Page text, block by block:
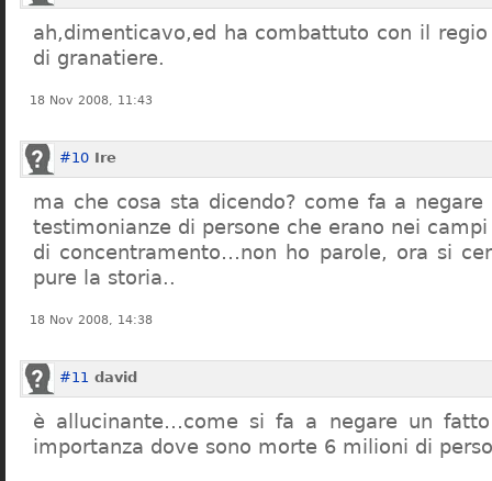
ah,dimenticavo,ed ha combattuto con il
di granatiere.
18 Nov 2008, 11:43
#10 Ire
ma che cosa sta dicendo? come fa a
testimonianze di persone che erano nei campi
di concentramento…non ho parole, ora si
pure la storia..
18 Nov 2008, 14:38
#11 david
è allucinante…come si fa a negare un
importanza dove sono morte 6 milioni di